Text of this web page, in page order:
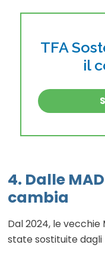
TFA
il
4. Dalle
cambia
Dal 2024, le vecchie
state sostituite dagli